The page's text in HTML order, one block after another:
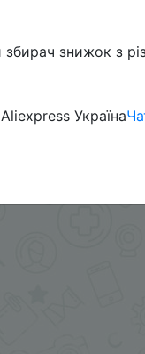
знижок з
Україна